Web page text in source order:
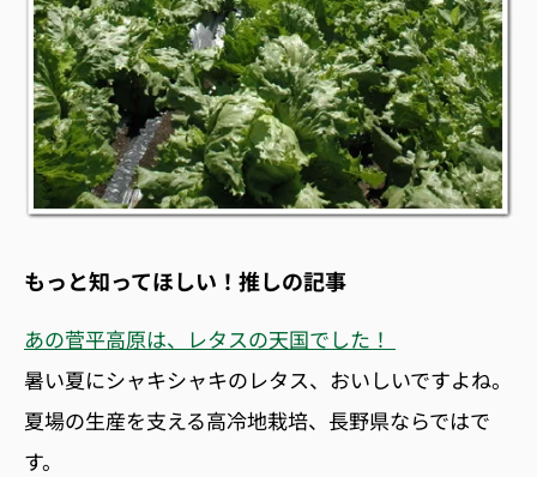
もっと知ってほしい！推しの記事
あの菅平高原は、レタスの天国でした！
暑い夏にシャキシャキのレタス、おいしいですよね。
夏場の生産を支える高冷地栽培、長野県ならではで
す。